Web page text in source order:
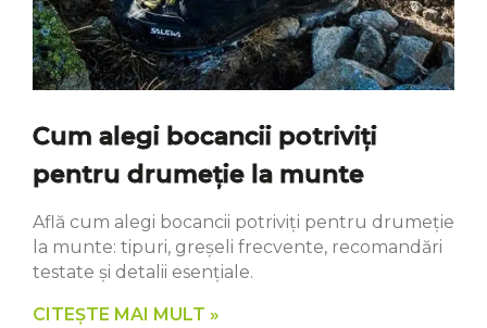
Cum alegi bocancii potriviți
pentru drumeție la munte
Află cum alegi bocancii potriviți pentru drumeție
la munte: tipuri, greșeli frecvente, recomandări
testate și detalii esențiale.
CITEȘTE MAI MULT »